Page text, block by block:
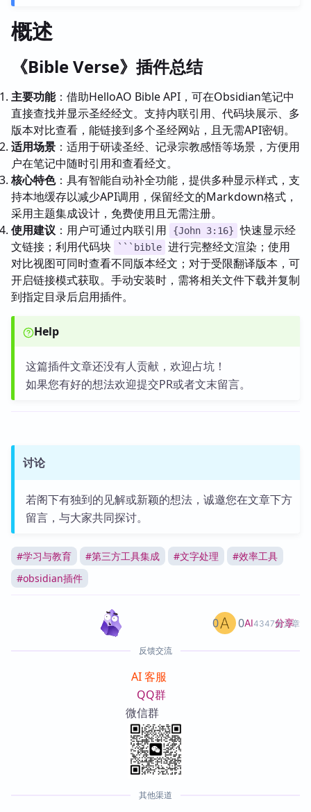
概述
《Bible Verse》插件总结
主要功能：借助HelloAO Bible API，可在Obsidian笔记中
直接查找并显示圣经经文。支持内联引用、代码块展示、多
版本对比查看，能链接到多个圣经网站，且无需API密钥。
适用场景 ：适用于研读圣经、记录宗教感悟等场景，方便用
户在笔记中随时引用和查看经文。
核心特色：具有智能自动补全功能，提供多种显示样式，支
持本地缓存以减少API调用，保留经文的Markdown格式，
采用主题集成设计，免费使用且无需注册。
使用建议 ：用户可通过内联引用 {John 3:16} 快速显示经
文链接；利用代码块
```bible 进行完整经文渲染；使用
对比视图可同时查看不同版本经文；对于受限翻译版本，可
开启链接模式获取。手动安装时，需将相关文件下载并复制
到指定目录后启用插件。
Help
这篇插件文章还没有人贡献，欢迎占坑！
如果您有好的想法欢迎提交PR或者文末留言。
讨论
若阁下有独到的见解或新颖的想法，诚邀您在文章下方
留言，与大家共同探讨。
#学习与教育 #第三方工具集成 #文字处理 #效率工具
#obsidian插件
AI4347篇文章
0 0 分享
反馈交流
AI 客服
QQ群
微信群
其他渠道